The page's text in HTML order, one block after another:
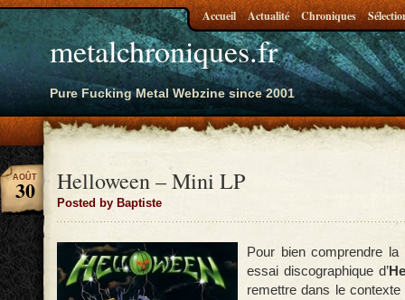
metalchroniques.fr
Pure Fucking Metal Webzine since 2001
Accueil Actualité Chroniques
Helloween – Mini LP
Posted by Baptiste
AOÛT
30
Pour bien comprendre la
essai discographique d’
remettre dans le